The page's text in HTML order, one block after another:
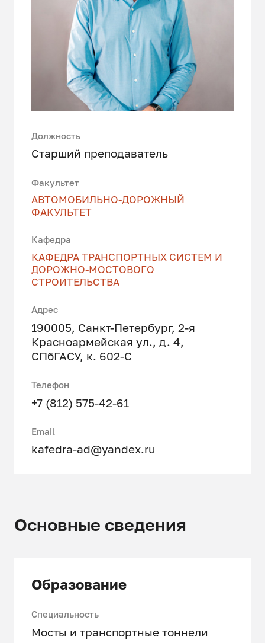
Должность
Старший преподаватель
Факультет
АВТОМОБИЛЬНО-ДОРОЖНЫЙ
ФАКУЛЬТЕТ
Кафедра
КАФЕДРА ТРАНСПОРТНЫХ СИСТЕМ И
ДОРОЖНО-МОСТОВОГО
СТРОИТЕЛЬСТВА
Адрес
190005, Санкт-Петербург, 2-я
Красноармейская ул., д. 4,
СПбГАСУ, к. 602-С
Телефон
+7 (812) 575-42-61
Email
kafedra-ad@yandex.ru
Основные сведения
Образование
Специальность
Мосты и транспортные тоннели